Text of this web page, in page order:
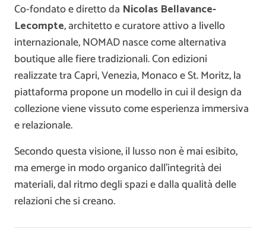
Co-fondato e diretto da Nicolas Bellavance-
Lecompte, architetto e curatore attivo a livello
internazionale, NOMAD nasce come alternativa
boutique alle fiere tradizionali. Con edizioni
realizzate tra Capri, Venezia, Monaco e St. Moritz, la
piattaforma propone un modello in cui il design da
collezione viene vissuto come esperienza immersiva
e relazionale.
Secondo questa visione, il lusso non è mai esibito,
ma emerge in modo organico dall’integrità dei
materiali, dal ritmo degli spazi e dalla qualità delle
relazioni che si creano.